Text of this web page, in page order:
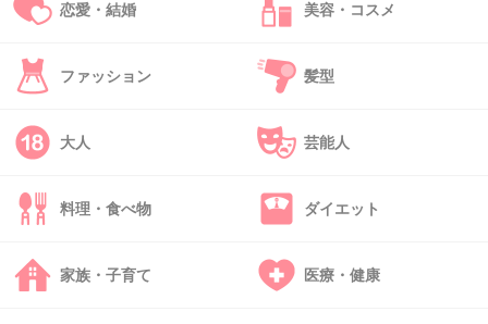
38. 匿名 2012/11/24(土) 00:53:12
る。
+4
恋愛・結婚 美容・コスメ
ファッション 髪型
大人 芸能人
料理・食べ物 ダイエット
家族・子育て 医療・健康